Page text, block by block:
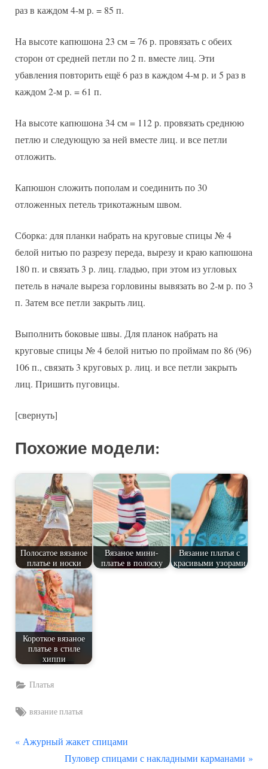
раз в каждом 4-м р. = 85 п.
На высоте капюшона 23 см = 76 р. провязать с обеих
сторон от средней петли по 2 п. вместе лиц. Эти
убавления повторить ещё 6 раз в каждом 4-м р. и 5 раз в
каждом 2-м р. = 61 п.
На высоте капюшона 34 см = 112 р. провязать среднюю
петлю и следующую за ней вместе лиц. и все петли
отложить.
Капюшон сложить пополам и соединить по 30
отложенных петель трикотажным швом.
Сборка: для планки набрать на круговые спицы № 4
белой нитью по разрезу переда, вырезу и краю капюшона
180 п. и связать 3 р. лиц. гладью, при этом из угловых
петель в начале выреза горловины вывязать во 2-м р. по 3
п. Затем все петли закрыть лиц.
Выполнить боковые швы. Для планок набрать на
круговые спицы № 4 белой нитью по проймам по 86 (96)
106 п., связать 3 круговых р. лиц. и все петли закрыть
лиц. Пришить пуговицы.
[свернуть]
Похожие модели:
Полосатое вязаное
платье и носки
Вязаное мини-
платье в полоску
Вязание платья с
красивыми узорами
Короткое вязаное
платье в стиле
хиппи
Платья
Tags:
вязание платья
Навигация
П
Ажурный жакет спицами
С
Пуловер спицами с накладными карманами